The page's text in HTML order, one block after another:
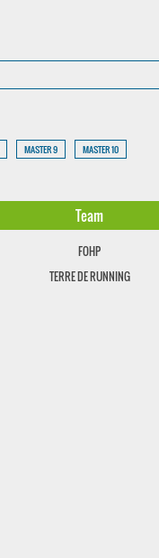
MASTER 9 MASTER 10
Team
FOHP
TERRE DE RUNNING